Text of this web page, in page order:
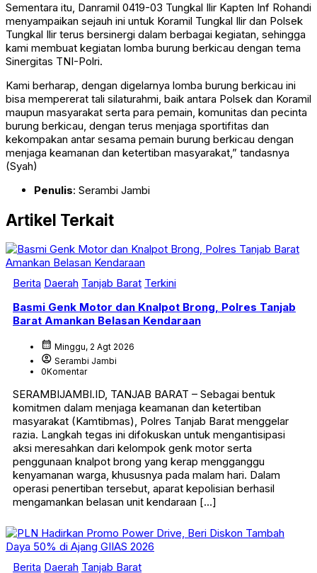
Sementara itu, Danramil 0419-03 Tungkal Ilir Kapten Inf Rohandi
menyampaikan sejauh ini untuk Koramil Tungkal Ilir dan Polsek
Tungkal Ilir terus bersinergi dalam berbagai kegiatan, sehingga
kami membuat kegiatan lomba burung berkicau dengan tema
Sinergitas TNI-Polri.
Kami berharap, dengan digelarnya lomba burung berkicau ini
bisa mempererat tali silaturahmi, baik antara Polsek dan Koramil
maupun masyarakat serta para pemain, komunitas dan pecinta
burung berkicau, dengan terus menjaga sportifitas dan
kekompakan antar sesama pemain burung berkicau dengan
menjaga keamanan dan ketertiban masyarakat,” tandasnya
(Syah)
Penulis: Serambi Jambi
Artikel Terkait
Berita Daerah Tanjab Barat Terkini
Basmi Genk Motor dan Knalpot Brong, Polres Tanjab
Barat Amankan Belasan Kendaraan
calendar_month Minggu, 2 Agt 2026
account_circle Serambi Jambi
0Komentar
SERAMBIJAMBI.ID, TANJAB BARAT – Sebagai bentuk
komitmen dalam menjaga keamanan dan ketertiban
masyarakat (Kamtibmas), Polres Tanjab Barat menggelar
razia. Langkah tegas ini difokuskan untuk mengantisipasi
aksi meresahkan dari kelompok genk motor serta
penggunaan knalpot brong yang kerap mengganggu
kenyamanan warga, khususnya pada malam hari. Dalam
operasi penertiban tersebut, aparat kepolisian berhasil
mengamankan belasan unit kendaraan […]
Berita Daerah Tanjab Barat